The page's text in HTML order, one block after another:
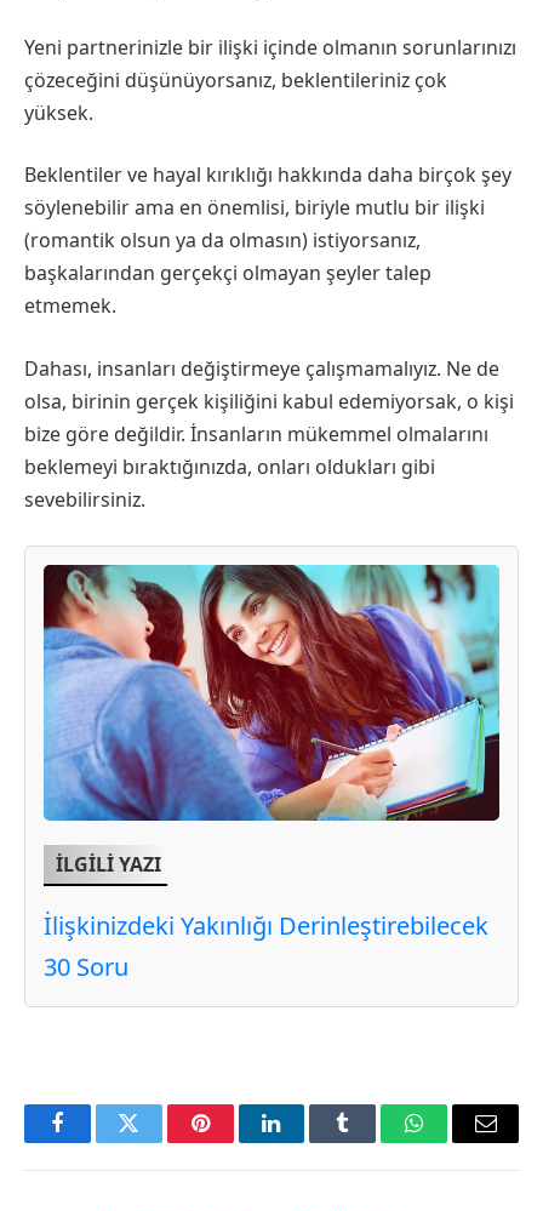
Yeni partnerinizle bir ilişki içinde olmanın sorunlarınızı
çözeceğini düşünüyorsanız, beklentileriniz çok
yüksek.
Beklentiler ve hayal kırıklığı hakkında daha birçok şey
söylenebilir ama en önemlisi, biriyle mutlu bir ilişki
(romantik olsun ya da olmasın) istiyorsanız,
başkalarından gerçekçi olmayan şeyler talep
etmemek.
Dahası, insanları değiştirmeye çalışmamalıyız. Ne de
olsa, birinin gerçek kişiliğini kabul edemiyorsak, o kişi
bize göre değildir. İnsanların mükemmel olmalarını
beklemeyi bıraktığınızda, onları oldukları gibi
sevebilirsiniz.
İLGİLİ YAZI
İlişkinizdeki Yakınlığı Derinleştirebilecek
30 Soru
FacebookTwitter PinterestLinkedInTumblr WhatsAppEmail